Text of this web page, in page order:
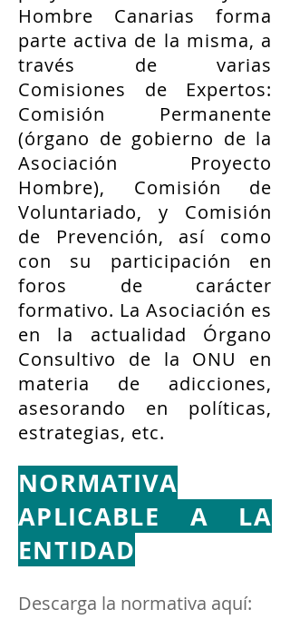
Hombre Canarias forma
parte activa de la misma, a
través de varias
Comisiones de Expertos:
Comisión Permanente
(órgano de gobierno de la
Asociación Proyecto
Hombre), Comisión de
Voluntariado, y Comisión
de Prevención, así como
con su participación en
foros de carácter
formativo. La Asociación es
en la actualidad Órgano
Consultivo de la ONU en
materia de adicciones,
asesorando en políticas,
estrategias, etc.
NORMATIVA
APLICABLE A LA
ENTIDAD
Descarga la normativa aquí: